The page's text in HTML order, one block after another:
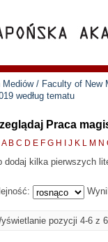
/ Faculty of New
według tematu
Praca
A B C D E F G H J K L M N
dodaj kilka pierwszych
pozycji 4-6 z 6